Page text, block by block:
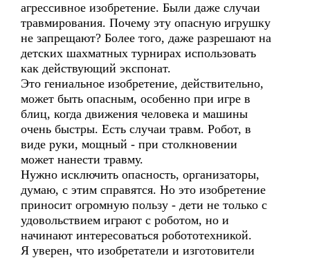
агрессивное изобретение. Были даже случаи
травмирования. Почему эту опасную игрушку
не запрещают? Более того, даже разрешают на
детских шахматных турнирах использовать
как действующий экспонат.
Это гениальное изобретение, действительно,
может быть опасным, особенно при игре в
блиц, когда движения человека и машины
очень быстры. Есть случаи травм. Робот, в
виде руки, мощный - при столкновении
может нанести травму.
Нужно исключить опасность, организаторы,
думаю, с этим справятся. Но это изобретение
приносит огромную пользу - дети не только с
удовольствием играют с роботом, но и
начинают интересоваться робототехникой.
Я уверен, что изобретатели и изготовители